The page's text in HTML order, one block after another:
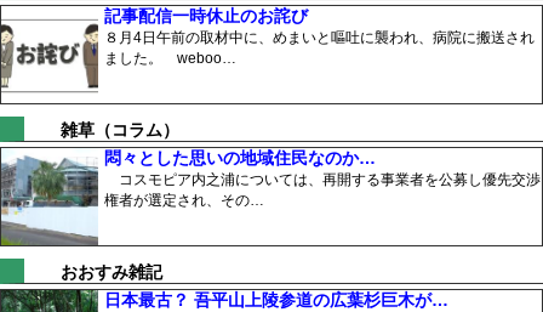
記事配信一時休止のお詫び
８月4日午前の取材中に、めまいと嘔吐に襲われ、病院に搬送され
ました。 weboo…
雑草（コラム）
悶々とした思いの地域住民なのか…
コスモピア内之浦については、再開する事業者を公募し優先交渉
権者が選定され、その…
おおすみ雑記
日本最古？ 吾平山上陵参道の広葉杉巨木が…